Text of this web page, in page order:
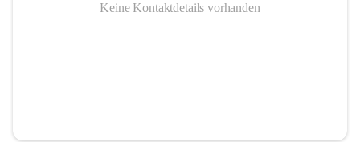
Keine Kontaktdetails vorhanden